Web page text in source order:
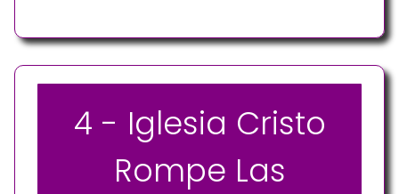
4 - Iglesia Cristo
Rompe Las